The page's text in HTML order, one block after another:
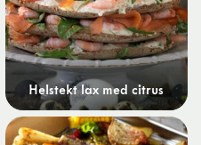
Helstekt lax med citrus